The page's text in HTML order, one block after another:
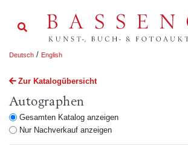
Deutsch / English
Zur Katalogübersicht
Autographen
Gesamten Katalog anzeigen
Nur Nachverkauf anzeigen